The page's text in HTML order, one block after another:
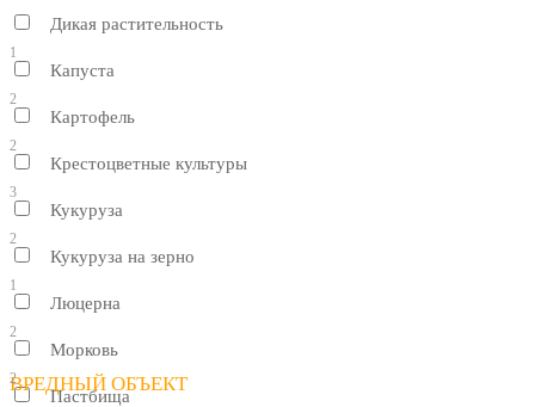
Дикая растительность
1
Капуста
2
Картофель
2
Крестоцветные культуры
3
Кукуруза
2
Кукуруза на зерно
1
Люцерна
2
Морковь
2
Пастбища
ВРЕДНЫЙ ОБЪЕКТ